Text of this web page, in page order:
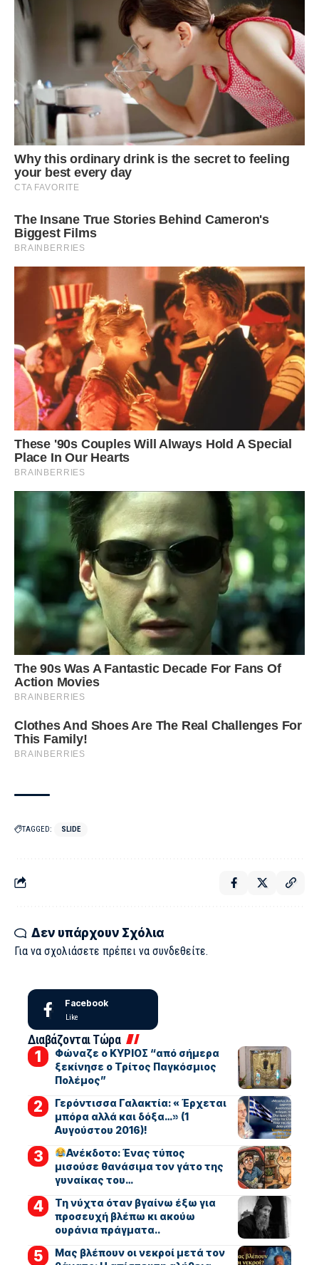
TAGGED: SLIDE
Δεν υπάρχουν Σχόλια
Για να σχολιάσετε πρέπει να συνδεθείτε.
Facebook
Like
Διαβάζονται Τώρα
Φώναζε ο ΚΥΡΙΟΣ “από σήμερα
ξεκίνησε ο Τρίτος Παγκόσμιος
Πολέμος”
Γερόντισσα Γαλακτία: « Έρχεται
μπόρα αλλά και δόξα…» (1
Αυγούστου 2016)!
Ανέκδοτο: Ένας τύπος
μισούσε θανάσιμα τον γάτο της
γυναίκας του…
Τη νύχτα όταν βγαίνω έξω για
προσευχή βλέπω κι ακούω
ουράνια πράγματα..
Μας βλέπουν οι νεκροί μετά τον